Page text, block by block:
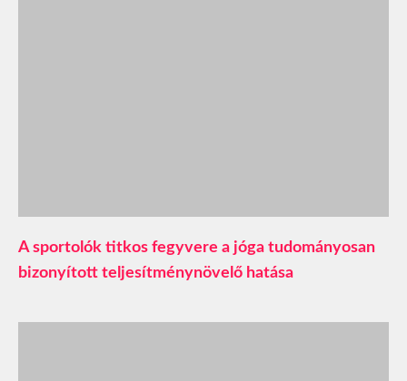
A sportolók titkos fegyvere a jóga tudományosan
bizonyított teljesítménynövelő hatása